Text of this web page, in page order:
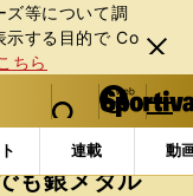
ズ等について調
⽰する⽬的で Co
ちら
閉じ
る
web Sportiva (webスポルティーバ)
検索
マイペ
ー
ジ
メニュ
連載 動
石川祐希や髙橋藍が
でも銀メダル